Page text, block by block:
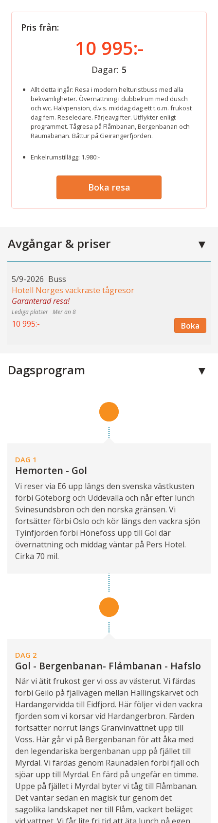
Pris från:
10 995:-
Dagar: 5
Allt detta ingår: Resa i modern helturistbuss med alla
bekvämligheter. Övernattning i dubbelrum med dusch
och wc. Halvpension, d.v.s. middag dag ett t.o.m. frukost
dag fem. Reseledare. Färjeavgifter. Utflykter enligt
programmet. Tågresa på Flåmbanan, Bergenbanan och
Raumabanan. Båttur på Geirangerfjorden.
Enkelrumstillägg: 1.980:-
Boka resa
Avgångar & priser
5/9-2026 Buss
Hotell Norges vackraste tågresor
Garanterad resa!
Mer än 8
10 995:- Boka
Dagsprogram
DAG 1
Hemorten - Gol
Vi reser via E6 upp längs den svenska västkusten
förbi Göteborg och Uddevalla och når efter lunch
Svinesundsbron och den norska gränsen. Vi
fortsätter förbi Oslo och kör längs den vackra sjön
Tyinfjorden förbi Hönefoss upp till Gol där
övernattning och middag väntar på Pers Hotel.
Cirka 70 mil.
DAG 2
Gol - Bergenbanan- Flåmbanan - Hafslo
När vi ätit frukost ger vi oss av västerut. Vi färdas
förbi Geilo på fjällvägen mellan Hallingskarvet och
Hardangervidda till Eidfjord. Här följer vi den vackra
fjorden som vi korsar vid Hardangerbron. Färden
fortsätter norrut längs Granvinvattnet upp till
Voss. Här går vi på Bergenbanan för att åka med
den legendariska bergenbanan upp på fjället till
Myrdal. Vi färdas genom Raunadalen förbi fjäll och
sjöar upp till Myrdal. En färd på ungefär en timme.
Uppe på fjället i Myrdal byter vi tåg till Flåmbanan.
Det väntar sedan en magisk tur genom det
sagolika landskapet ner till Flåm, vackert beläget